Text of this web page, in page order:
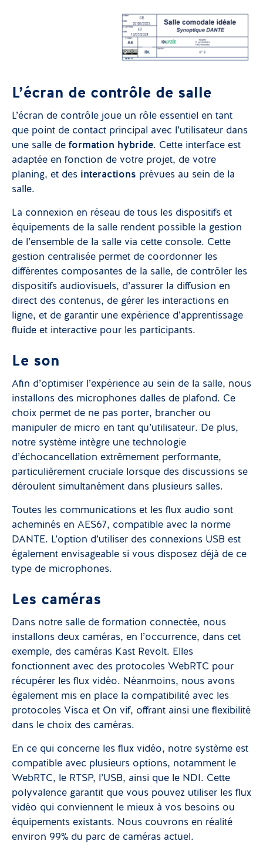
L’écran de contrôle de salle
L’écran de contrôle joue un rôle essentiel en tant
que point de contact principal avec l’utilisateur dans
une salle de formation hybride. Cette interface est
adaptée en fonction de votre projet, de votre
planing, et des interactions prévues au sein de la
salle.
La connexion en réseau de tous les dispositifs et
équipements de la salle rendent possible la gestion
de l’ensemble de la salle via cette console. Cette
gestion centralisée permet de coordonner les
différentes composantes de la salle, de contrôler les
dispositifs audiovisuels, d’assurer la diffusion en
direct des contenus, de gérer les interactions en
ligne, et de garantir une expérience d’apprentissage
fluide et interactive pour les participants.
Le son
Afin d’optimiser l’expérience au sein de la salle, nous
installons des microphones dalles de plafond. Ce
choix permet de ne pas porter, brancher ou
manipuler de micro en tant qu’utilisateur. De plus,
notre système intègre une technologie
d’échocancellation extrêmement performante,
particulièrement cruciale lorsque des discussions se
déroulent simultanément dans plusieurs salles.
Toutes les communications et les flux audio sont
acheminés en AES67, compatible avec la norme
DANTE. L’option d’utiliser des connexions USB est
également envisageable si vous disposez déjà de ce
type de microphones.
Les caméras
Dans notre salle de formation connectée, nous
installons deux caméras, en l’occurrence, dans cet
exemple, des caméras Kast Revolt. Elles
fonctionnent avec des protocoles WebRTC pour
récupérer les flux vidéo. Néanmoins, nous avons
également mis en place la compatibilité avec les
protocoles Visca et On vif, offrant ainsi une flexibilité
dans le choix des caméras.
En ce qui concerne les flux vidéo, notre système est
compatible avec plusieurs options, notamment le
WebRTC, le RTSP, l’USB, ainsi que le NDI. Cette
polyvalence garantit que vous pouvez utiliser les flux
vidéo qui conviennent le mieux à vos besoins ou
équipements existants. Nous couvrons en réalité
environ 99% du parc de caméras actuel.